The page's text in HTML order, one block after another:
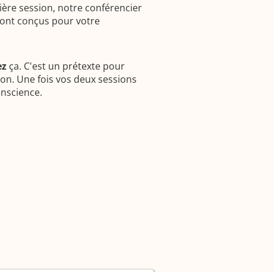
session, notre conférencier
conçus pour votre
ça. C'est un prétexte pour
Une fois vos deux sessions